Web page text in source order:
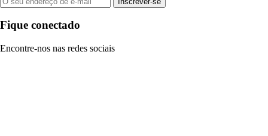
Fique conectado
Encontre-nos nas redes sociais